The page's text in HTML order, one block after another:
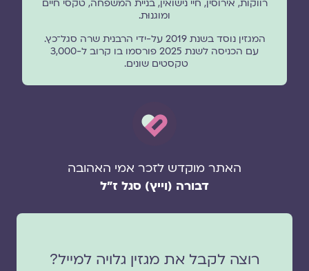
רווקות, אירוסין, חיי נישואין, בניית המשפחה, טקסי חיים
ומוגנוּת.
המגזין נוסד בשנת 2019 על-ידי הרבנית שרה סגל־כץ.
עם הכניסה לשנת 2025 פורסמו בו קרוב ל-3,000
טקסטים שונים.
האתר מוקדש לזכר אמי האהובה
דבורה (וייץ) סגל ז"ל
רוצה לקבל את מגזין גלויה למייל?